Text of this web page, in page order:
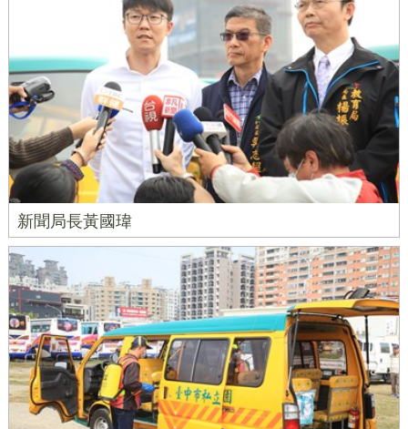
新聞局長黃國瑋